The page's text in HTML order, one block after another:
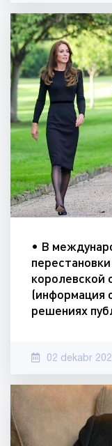
• В
королевской
(информация
решениях
02 dekabr